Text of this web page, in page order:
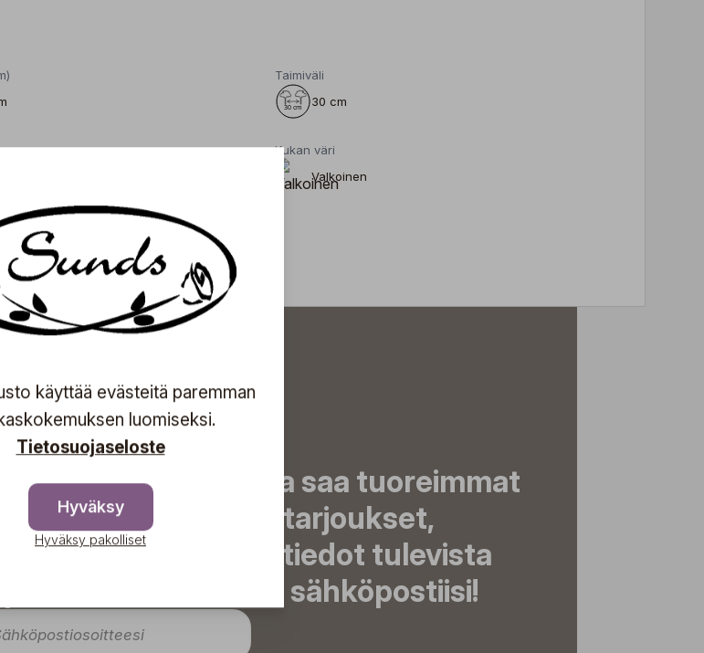
Taimiväli
30 cm
Kukan väri
Valkoinen
uutiskirjeemme ja saa tuoreimmat
eksklusiiviset tarjoukset,
vinkit sekä tiedot tulevista
suoraan sähköpostiisi!
käyttää evästeitä paremman
luomiseksi.
Tietosuojaseloste
Hyväksy
Hyväksy pakolliset